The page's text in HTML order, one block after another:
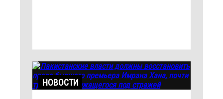
НОВОСТИ